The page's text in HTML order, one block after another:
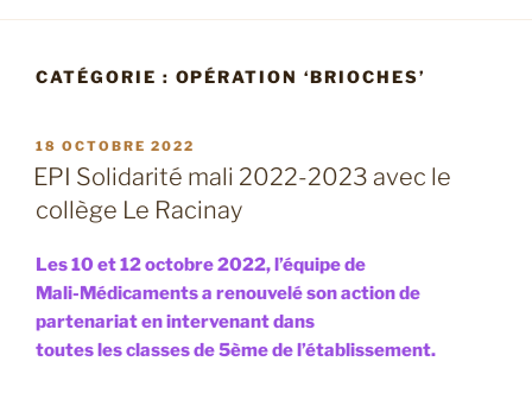
CATÉGORIE : OPÉRATION ‘BRIOCHES’
PUBLIÉ
LE
18 OCTOBRE 2022
EPI Solidarité mali 2022-2023 avec le
collège Le Racinay
Les 10 et 12 octobre 2022, l’équipe de
Mali-Médicaments a renouvelé son action de
partenariat en intervenant dans
toutes les classes de 5ème de l’établissement.